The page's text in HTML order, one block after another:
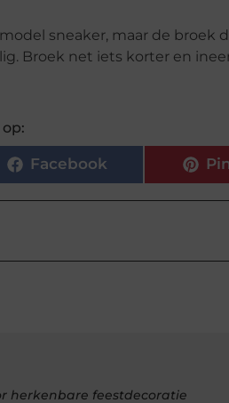
sneaker, maar de broek
Broek net iets korter en
Facebook
herkenbare feestdecoratie